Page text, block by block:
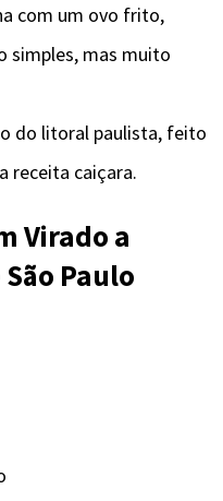
com um ovo frito,
simples, mas muito
do litoral paulista, feito
receita caiçara.
Virado a
Paulo